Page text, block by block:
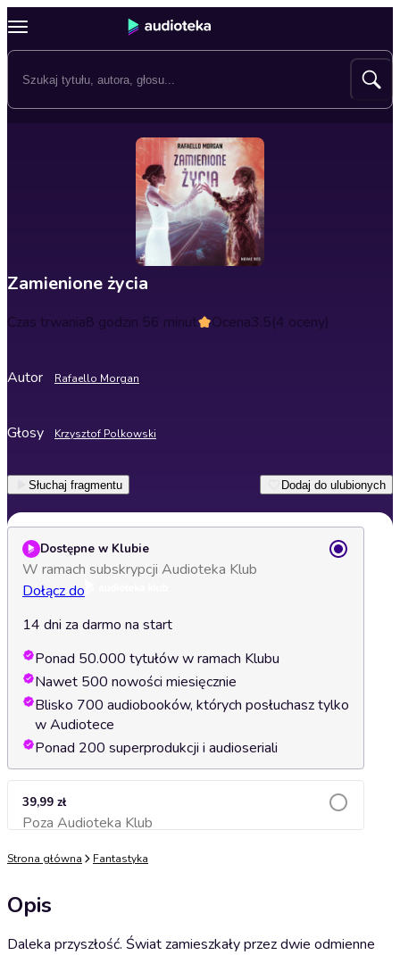
Zamienione życia
Czas trwania8 godzin 56 minut Ocena3.5(4 oceny)
Autor Rafaello Morgan
Głosy Krzysztof Polkowski
Słuchaj fragmentu Dodaj do ulubionych
Dostępne w Klubie
W ramach subskrypcji Audioteka Klub
Dołącz do
14 dni za darmo na start
Ponad 50.000 tytułów w ramach Klubu
Nawet 500 nowości miesięcznie
Blisko 700 audiobooków, których posłuchasz tylko
w Audiotece
Ponad 200 superprodukcji i audioseriali
39,99 zł
Poza Audioteka KlubDodaj do koszyka
Strona główna Fantastyka
Opis
Daleka przyszłość. Świat zamieszkały przez dwie odmienne